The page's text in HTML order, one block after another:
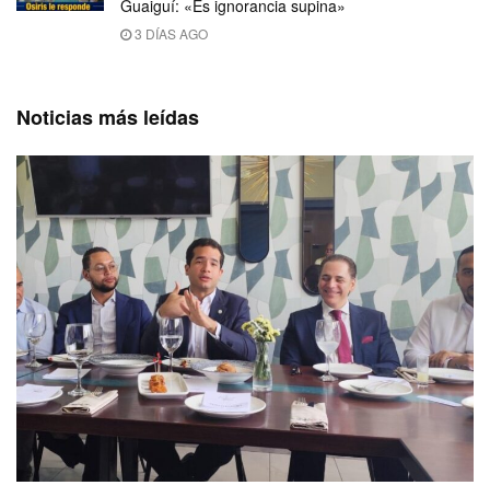
Guaiguí: «Es ignorancia supina»
3 DÍAS AGO
Noticias más leídas